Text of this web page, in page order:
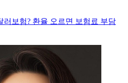
러보험? 환율 오르면 보험료 부담